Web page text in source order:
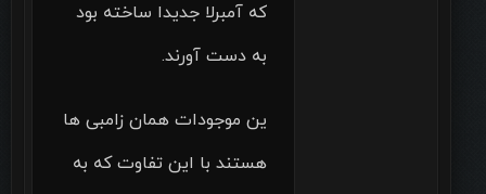
که آمبرلا جدیدا ساخته بود
به دست آورند.
ین موجودات همان زامبی ها
هستند با این تفاوت که به